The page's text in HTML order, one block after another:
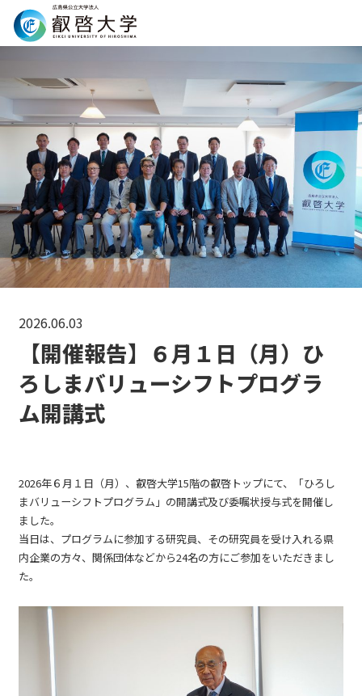
Search
2026.06.03
【開催報告】６月１日（月）ひ
ろしまバリューシフトプログラ
ム開講式
2026年６月１日（月）、叡啓大学15階の叡啓トップにて、「ひろし
まバリューシフトプログラム」の開講式及び委嘱状授与式を開催し
ました。
当日は、プログラムに参加する研究員、その研究員を受け入れる県
内企業の方々、関係団体などから24名の方にご参加をいただきまし
た。